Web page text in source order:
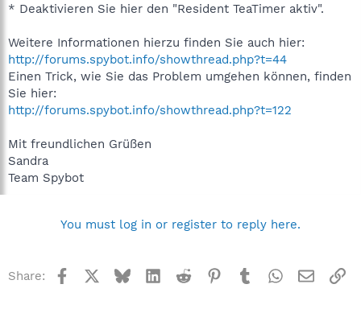
* Deaktivieren Sie hier den "Resident TeaTimer aktiv".
Weitere Informationen hierzu finden Sie auch hier:
http://forums.spybot.info/showthread.php?t=44
Einen Trick, wie Sie das Problem umgehen können, finden
Sie hier:
http://forums.spybot.info/showthread.php?t=122
Mit freundlichen Grüßen
Sandra
Team Spybot
You must log in or register to reply here.
Share: Facebook BlueskyLinkedInReddit Pinterest
TumblrWhatsApp
Email